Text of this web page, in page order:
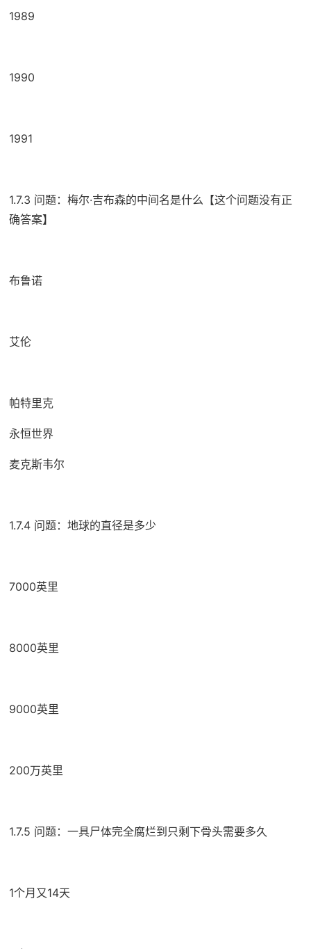
1989
1990
1991
1.7.3 问题：梅尔·吉布森的中间名是什么【这个问题没有正
确答案】
布鲁诺
艾伦
帕特里克
永恒世界
麦克斯韦尔
1.7.4 问题：地球的直径是多少
7000英里
8000英里
9000英里
200万英里
1.7.5 问题：一具尸体完全腐烂到只剩下骨头需要多久
1个月又14天